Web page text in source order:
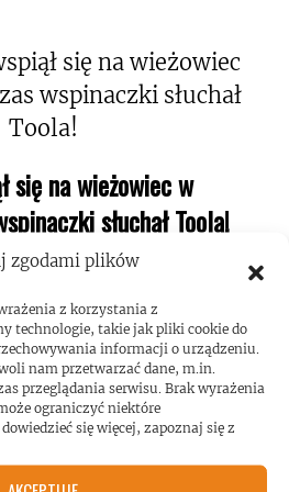
zgodami plików
z korzystania z
technologie, takie jak pliki cookie do
informacji o urządzeniu.
nam przetwarzać dane, m.in.
przeglądania serwisu. Brak wyrażenia
ograniczyć niektóre
się więcej, zapoznaj się z
się na wieżowiec w
słuchał Toola!
pasji do maszyn